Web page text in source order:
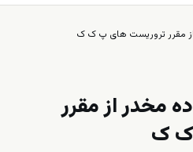
مقرر تروریست های پ ک ک
مخدر از مقرر
ک ک